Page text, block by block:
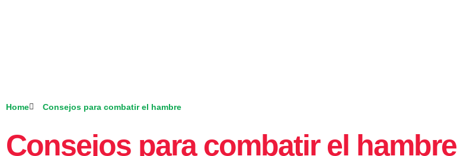
Home Consejos para combatir el hambre
Consejos para combatir el hambre